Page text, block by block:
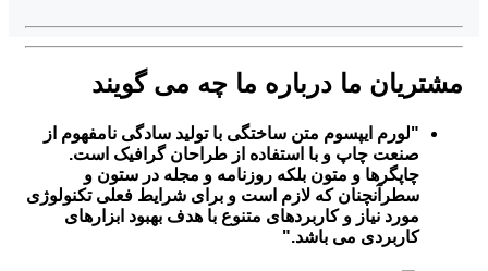
مشتریان ما درباره ما چه می گویند
لورم ایپسوم متن ساختگی با تولید سادگی نامفهوم از
صنعت چاپ و با استفاده از طراحان گرافیک است.
چاپگرها و متون بلکه روزنامه و مجله در ستون و
سطرآنچنان که لازم است و برای شرایط فعلی تکنولوژی
مورد نیاز و کاربردهای متنوع با هدف بهبود ابزارهای
کاربردی می باشد.